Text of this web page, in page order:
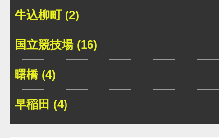
牛込柳町 (2)
国立競技場 (16)
曙橋 (4)
早稲田 (4)